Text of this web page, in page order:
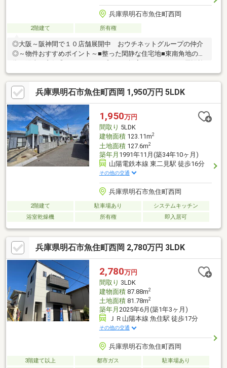
兵庫県明石市魚住町西岡
2階建て 所有権
◎大阪～阪神間で１０店舗展開中 おウチネットグループの仲介
◎～物件おすすめポイント～■整った閑静な住宅地■東南角地の
設～魚住モールまで1422m 徒歩18分サンキ明石店まで1750m
徒歩22分マルアイ東二見店まで1401m 徒歩18分セブンイレブン
明石二見町店まで757m 徒歩10分ファミリーマート明石東二見店
まで861m 徒歩11分ディスカウントドラッグコスモス東二見店ま
で1180m 徒歩15分キリン堂魚住店まで1354m 徒歩17分明石回
生病院まで882m 徒歩12分
兵庫県明石市魚住町西岡 1,950万円 5LDK
1,950万円
間取り 5LDK
建物面積123.11m2
土地面積127.6m2
築年月 1991年11月(築34年10ヶ月)
山陽電鉄本線 東二見駅 徒歩16分
その他の交通
兵庫県明石市魚住町西岡
2階建て 駐車場あり
システムキッチン
浴室乾燥機
所有権 即入居可
兵庫県明石市魚住町西岡 2,780万円 3LDK
2,780万円
間取り 3LDK
建物面積87.88m2
土地面積81.78m2
築年月 2025年6月(築1年3ヶ月)
ＪＲ山陽本線 魚住駅 徒歩17分
その他の交通
兵庫県明石市魚住町西岡
3階建て以上 都市ガス
駐車場あり